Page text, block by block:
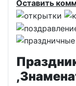
Оставить